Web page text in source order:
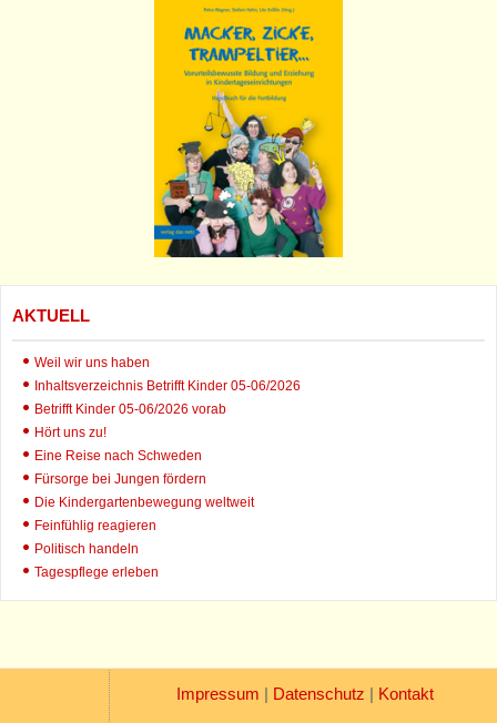
AKTUELL
Weil wir uns haben
Inhaltsverzeichnis Betrifft Kinder 05-06/2026
Betrifft Kinder 05-06/2026 vorab
Hört uns zu!
Eine Reise nach Schweden
Fürsorge bei Jungen fördern
Die Kindergartenbewegung weltweit
Feinfühlig reagieren
Politisch handeln
Tagespflege erleben
Impressum | Datenschutz | Kontakt